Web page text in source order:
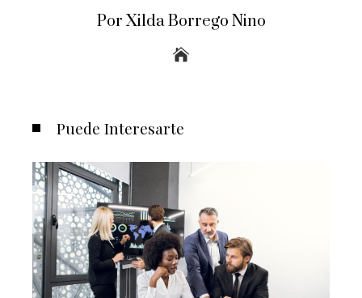
Por Xilda Borrego Nino
Puede Interesarte